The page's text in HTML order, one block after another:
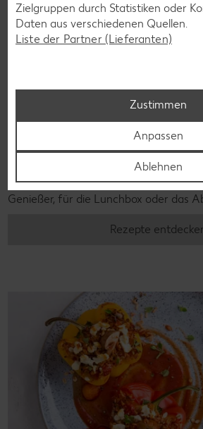
Laktosefreie Rezepte
Laktoseintoleranz muss dich
denn es geht auch ohne. Unsere
bringen Vielfalt auf den Tisch – für
Genießer, für die Lunchbox oder das
Rezepte
Zielgruppen durch Statistiken oder
Daten aus verschiedenen Quellen.
Liste der Partner (Lieferanten)
Zustimmen
Anpassen
Ablehnen